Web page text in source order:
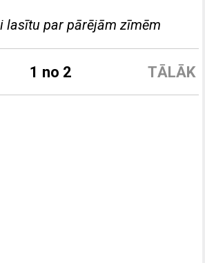
lasītu par pārējām zīmēm
TĀLĀK
1 no 2